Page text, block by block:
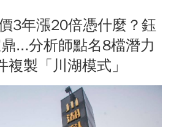
3年漲20倍憑什麼？鈺
...分析師點名8檔潛力
複製「川湖模式」